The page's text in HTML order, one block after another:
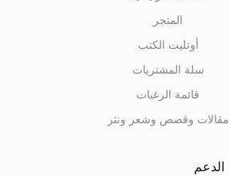
المتجر
أوتليت الكتب
سلة المشتريات
قائمة الرغبات
مقالات وقصص وشعر ونثر
الدعم
Create an account